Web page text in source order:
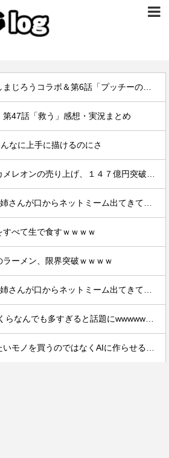
第47話「救う」感想・実況まとめ
なに上手に描けるのにさ
すべて生で食すｗｗｗｗ
ラーメン、限界突破ｗｗｗｗ